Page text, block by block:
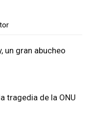
un gran abucheo
tragedia de la ONU